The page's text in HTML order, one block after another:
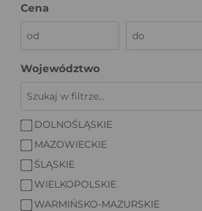
Cena
Województwo
DOLNOŚLĄSKIE
MAZOWIECKIE
ŚLĄSKIE
WIELKOPOLSKIE
WARMIŃSKO-MAZURSKIE